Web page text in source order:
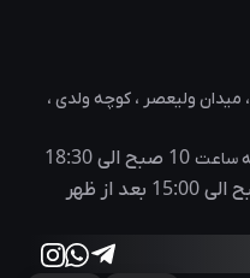
میدان ولیعصر ، کوچه ولدی ،
ساعت 10 صبح الی18:30
الی15:00 بعد از ظهر